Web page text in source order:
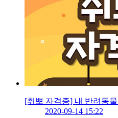
[취뽀 자격증] 내 반려동
2020-09-14 15:22